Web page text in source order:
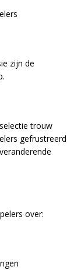
zijn de
trouw
gefrustreerd
over: